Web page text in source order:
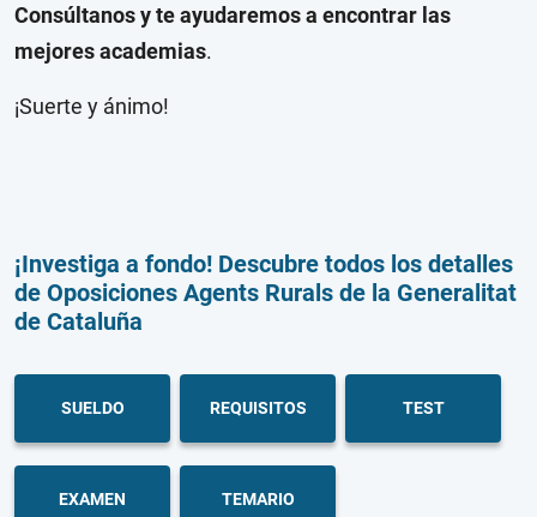
Consúltanosy te ayudaremos a encontrar las
mejores academias.
¡Suerte y ánimo!
¡Investiga a fondo! Descubre todos los detalles
de Oposiciones Agents Rurals de la Generalitat
de Cataluña
SUELDO REQUISITOS TEST
EXAMEN TEMARIO